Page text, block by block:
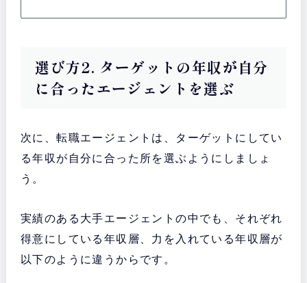
選び方2. ターゲットの年収が自分
に合ったエージェントを選ぶ
次に、転職エージェントは、ターゲットにしてい
る年収が自分に合った所を選ぶようにしましょ
う。
実績のある大手エージェントの中でも、それぞれ
得意にしている年収層、力を入れている年収層が
以下のように違うからです。